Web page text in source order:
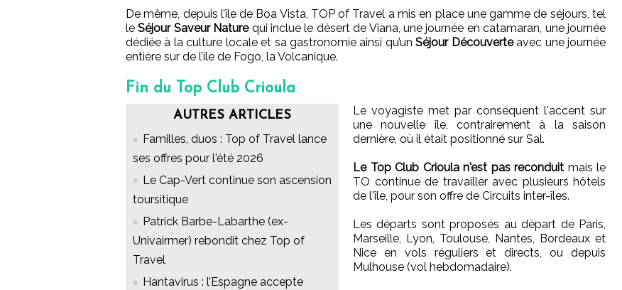
De même, depuis l’île de Boa Vista, TOP of Travel a mis en place une gamme de séjours, tel
leSéjour Saveur Naturequi inclue le désert de Viana, une journée en catamaran, une journée
dédiée à la culture locale et sa gastronomie ainsi qu’unSéjour Découverteavec une journée
entière sur de l’ile de Fogo, la Volcanique.
Fin du Top Club Crioula
AUTRES ARTICLES
Familles, duos : Top of Travel lance
ses offres pour l'été 2026
Le Cap-Vert continue son ascension
toursitique
Patrick Barbe-Labarthe (ex-
Univairmer) rebondit chez Top of
Travel
Hantavirus : l’Espagne accepte
Le voyagiste met par conséquent l'accent sur
une nouvelle île, contrairement à la saison
dernière, où il était positionné sur Sal.
Le Top Club Crioula n'est pas reconduit mais le
TO continue de travailler avec plusieurs hôtels
de l'île, pour son offre de Circuits inter-îles.
Les départs sont proposés au départ de Paris,
Marseille, Lyon, Toulouse, Nantes, Bordeaux et
Nice en vols réguliers et directs, ou depuis
Mulhouse (vol hebdomadaire).